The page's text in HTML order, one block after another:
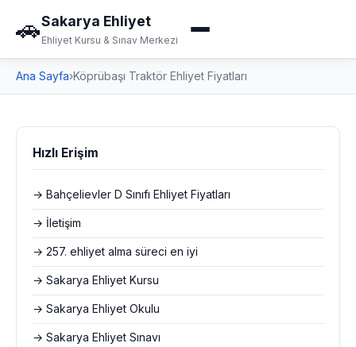
🚗Sakarya Ehliyet
Ehliyet Kursu & Sınav Merkezi
Ana Sayfa›Köprübaşı Traktör Ehliyet Fiyatları
Hızlı Erişim
→ Bahçelievler D Sınıfı Ehliyet Fiyatları
→ İletişim
→ 257. ehliyet alma süreci en iyi
→ Sakarya Ehliyet Kursu
→ Sakarya Ehliyet Okulu
→ Sakarya Ehliyet Sınavı